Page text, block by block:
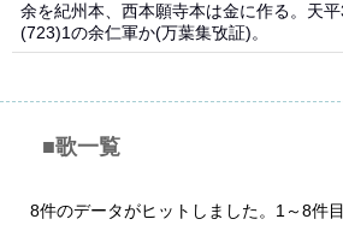
余を紀州本、西本願寺本は金に作る。天
(723)1の余仁軍か(万葉集攷証)。
■歌一覧
8件のデータがヒットしました。1～8件